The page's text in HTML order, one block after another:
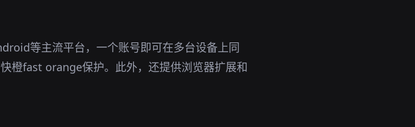
等主流平台，一个账号即可在多台设备上同
橙fast orange保护。此外，还提供浏览器扩展和